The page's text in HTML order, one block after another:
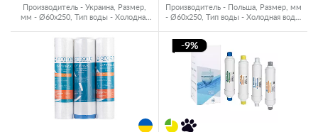
Производитель - Украина, Размер,
мм - Ø60x250, Тип воды - Холодная
Производитель - Польша, Размер, мм
- Ø60x250, Тип воды - Холодная вода,
-9%